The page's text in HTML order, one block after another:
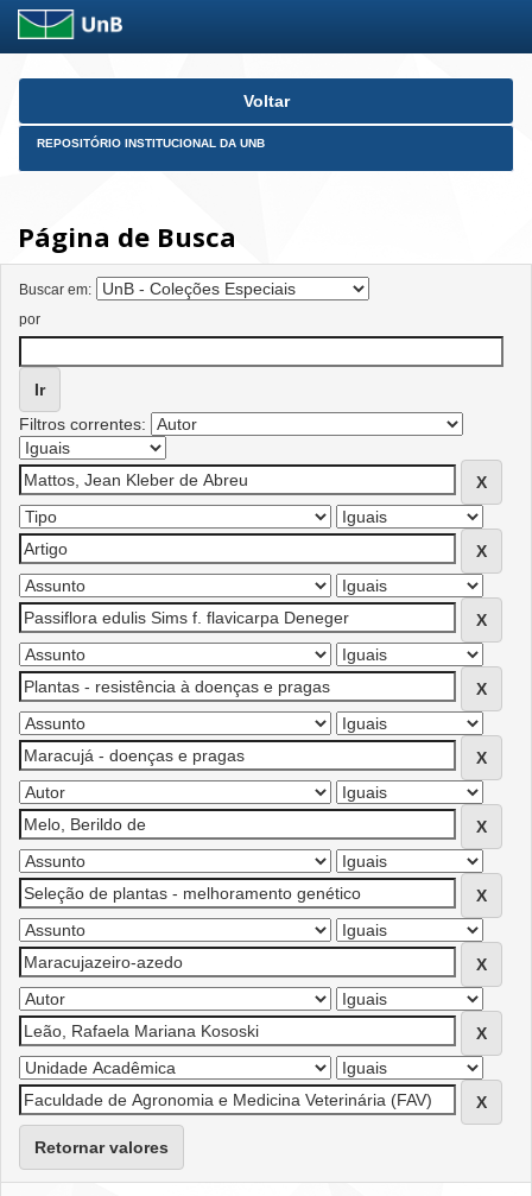
Skip
Voltar
REPOSITÓRIO INSTITUCIONAL DA UNB
Página de Busca
Buscar em:
por
Filtros correntes:
Retornar valores